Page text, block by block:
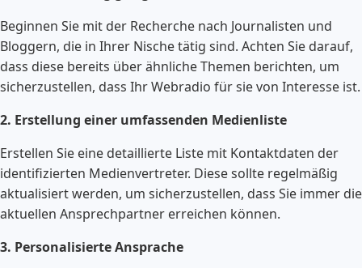
Beginnen Sie mit der Recherche nach Journalisten und
Bloggern, die in Ihrer Nische tätig sind. Achten Sie darauf,
dass diese bereits über ähnliche Themen berichten, um
sicherzustellen, dass Ihr Webradio für sie von Interesse ist.
2. Erstellung einer umfassenden Medienliste
Erstellen Sie eine detaillierte Liste mit Kontaktdaten der
identifizierten Medienvertreter. Diese sollte regelmäßig
aktualisiert werden, um sicherzustellen, dass Sie immer die
aktuellen Ansprechpartner erreichen können.
3. Personalisierte Ansprache